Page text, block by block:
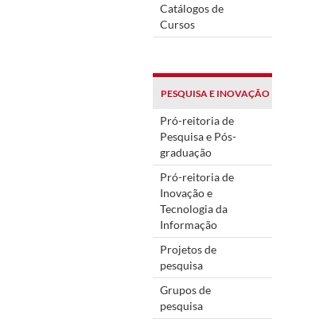
Catálogos de
Cursos
PESQUISA E INOVAÇÃO
Pró-reitoria de
Pesquisa e Pós-
graduação
Pró-reitoria de
Inovação e
Tecnologia da
Informação
Projetos de
pesquisa
Grupos de
pesquisa